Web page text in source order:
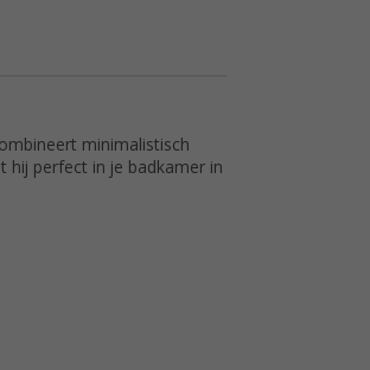
minimalistisch
hij perfect in je badkamer in